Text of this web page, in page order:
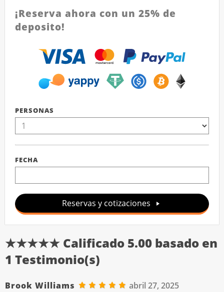
¡Reserva ahora con un 25% de
deposito!
PERSONAS
FECHA
Reservas y cotizaciones
★★★★★ Calificado 5.00 basado en
1 Testimonio(s)
Brook Williams abril 27, 2025